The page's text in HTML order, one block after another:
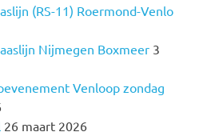
(RS-11) Roermond-Venlo
Nijmegen Boxmeer 3
Venloop zondag
26 maart 2026